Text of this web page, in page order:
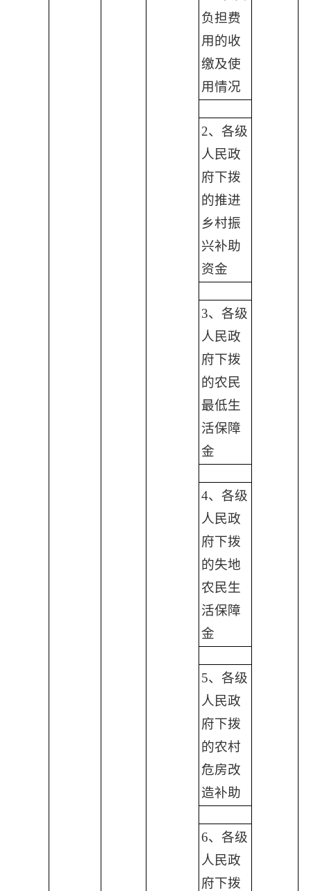
负担费
用的收
缴及使
用情况
2、各级
人民政
府下拨
的推进
乡村振
兴补助
资金
3、各级
人民政
府下拨
的农民
最低生
活保障
金
4、各级
人民政
府下拨
的失地
农民生
活保障
金
5、各级
人民政
府下拨
的农村
危房改
造补助
6、各级
人民政
府下拨